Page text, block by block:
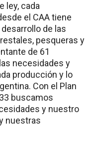
ley, cada
el CAA tiene
de las
pesqueras y
de 61
necesidades y
producción y lo
Con el Plan
buscamos
y nuestro
nuestras